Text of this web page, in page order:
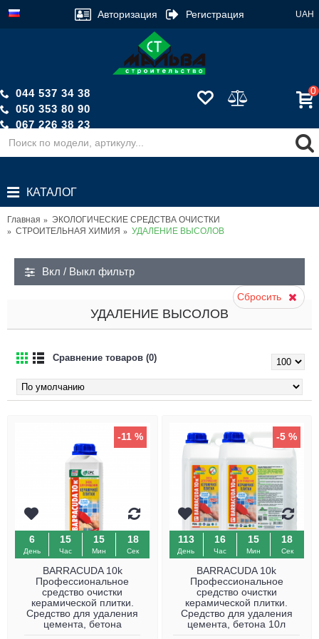
UAH
Авторизация Регистрация
044 537 34 38
050 353 80 90
067 226 38 23
Обратный звонок
0
КАТАЛОГ
Главная
ЭКОЛОГИЧЕСКИЕ СРЕДСТВА ОЧИСТКИ
СТРОИТЕЛЬНАЯ ХИМИЯ
УДАЛЕНИЕ ВЫСОЛОВ
Вкл / Выкл фильтр
Сбросить
УДАЛЕНИЕ ВЫСОЛОВ
Сравнение товаров (0)
-11 %
6
День
15
Час
15
Мин
17
Сек
BARRACUDA 10k
Профессиональное
средство очистки
керамической плитки.
Средство для удаления
цемента, бетона
-5 %
113
День
16
Час
15
Мин
17
Сек
BARRACUDA 10k
Профессиональное
средство очистки
керамической плитки.
Средство для удаления
цемента, бетона 10л